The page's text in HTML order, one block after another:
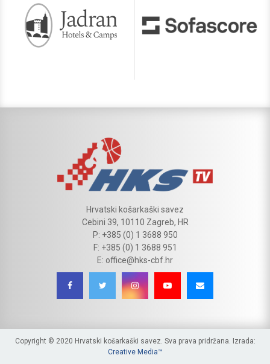
Hrvatski košarkaški savez
Cebini 39, 10110 Zagreb, HR
P: +385 (0) 1 3688 950
F: +385 (0) 1 3688 951
E: office@hks-cbf.hr
Copyright © 2020 Hrvatski košarkaški savez. Sva prava pridržana. Izrada:
Creative Media™